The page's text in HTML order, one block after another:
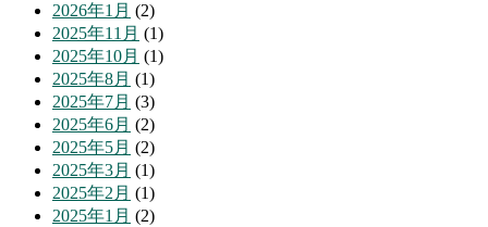
2026年1月 (2)
2025年11月 (1)
2025年10月 (1)
2025年8月 (1)
2025年7月 (3)
2025年6月 (2)
2025年5月 (2)
2025年3月 (1)
2025年2月 (1)
2025年1月 (2)